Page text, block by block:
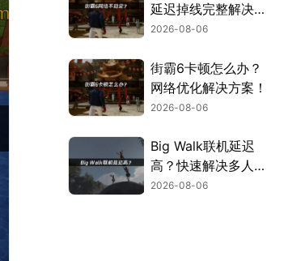
延迟掉线完整解决指
南！
2026-08-06
街霸6卡顿怎么办？
网络优化解决方案！
2026-08-06
Big Walk联机延迟
高？快速解决多人联
机卡顿问题！
2026-08-06